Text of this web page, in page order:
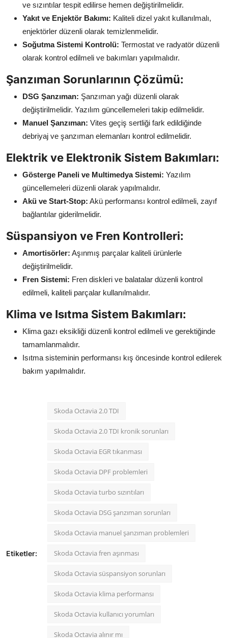
ve sızıntılar tespit edilirse hemen değiştirilmelidir.
Yakıt ve Enjektör Bakımı: Kaliteli dizel yakıt kullanılmalı,
enjektörler düzenli olarak temizlenmelidir.
Soğutma Sistemi Kontrolü: Termostat ve radyatör düzenli
olarak kontrol edilmeli ve bakımları yapılmalıdır.
Şanzıman Sorunlarının Çözümü:
DSG Şanzıman: Şanzıman yağı düzenli olarak
değiştirilmelidir. Yazılım güncellemeleri takip edilmelidir.
Manuel Şanzıman: Vites geçiş sertliği fark edildiğinde
debriyaj ve şanzıman elemanları kontrol edilmelidir.
Elektrik ve Elektronik Sistem Bakımları:
Gösterge Paneli ve Multimedya Sistemi: Yazılım
güncellemeleri düzenli olarak yapılmalıdır.
Akü ve Start-Stop: Akü performansı kontrol edilmeli, zayıf
bağlantılar giderilmelidir.
Süspansiyon ve Fren Kontrolleri:
Amortisörler: Aşınmış parçalar kaliteli ürünlerle
değiştirilmelidir.
Fren Sistemi: Fren diskleri ve balatalar düzenli kontrol
edilmeli, kaliteli parçalar kullanılmalıdır.
Klima ve Isıtma Sistem Bakımları:
Klima gazı eksikliği düzenli kontrol edilmeli ve gerektiğinde
tamamlanmalıdır.
Isıtma sisteminin performansı kış öncesinde kontrol edilerek
bakım yapılmalıdır.
Etiketler:
Skoda Octavia 2.0 TDI
Skoda Octavia 2.0 TDI kronik sorunları
Skoda Octavia EGR tıkanması
Skoda Octavia DPF problemleri
Skoda Octavia turbo sızıntıları
Skoda Octavia DSG şanzıman sorunları
Skoda Octavia manuel şanzıman problemleri
Skoda Octavia fren aşınması
Skoda Octavia süspansiyon sorunları
Skoda Octavia klima performansı
Skoda Octavia kullanıcı yorumları
Skoda Octavia alınır mı